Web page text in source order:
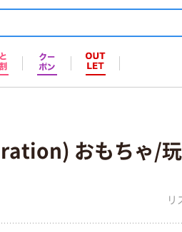
おもちゃ/
リ